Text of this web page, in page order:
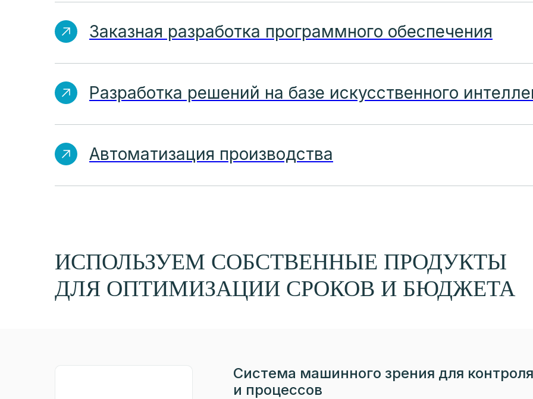
Заказная разработка программного обеспечения
Разработка решений на базе искусственного
Автоматизация производства
ИСПОЛЬЗУЕМ СОБСТВЕННЫЕ ПРОДУКТЫ
ДЛЯ ОПТИМИЗАЦИИ СРОКОВ И БЮДЖЕТА
Система машинного зрения для
и процессов